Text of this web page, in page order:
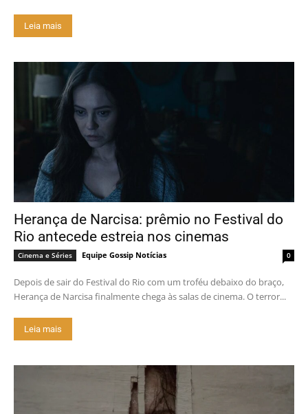
Leia mais
Herança de Narcisa: prêmio no Festival do
Rio antecede estreia nos cinemas
Cinema e Séries Equipe Gossip Notícias 0
Depois de sair do Festival do Rio com um troféu debaixo do braço,
Herança de Narcisa finalmente chega às salas de cinema. O terror...
Leia mais